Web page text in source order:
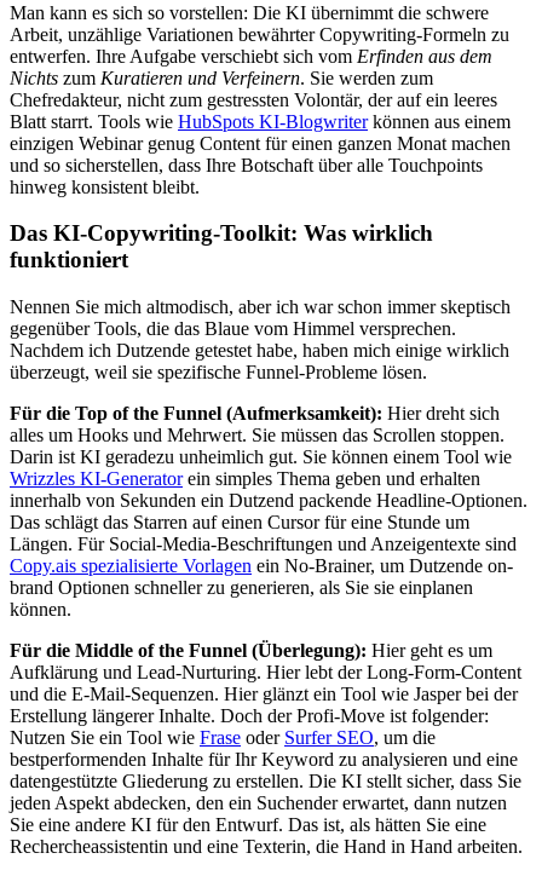
Man kann es sich so vorstellen: Die KI übernimmt die schwere
Arbeit, unzählige Variationen bewährter Copywriting-Formeln zu
entwerfen. Ihre Aufgabe verschiebt sich vom Erfinden aus dem
Nichts zum Kuratieren und Verfeinern. Sie werden zum
Chefredakteur, nicht zum gestressten Volontär, der auf ein leeres
Blatt starrt. Tools wie HubSpots KI-Blogwriterkönnen aus einem
einzigen Webinar genug Content für einen ganzen Monat machen
und so sicherstellen, dass Ihre Botschaft über alle Touchpoints
hinweg konsistent bleibt.
Das KI-Copywriting-Toolkit: Was wirklich
funktioniert
Nennen Sie mich altmodisch, aber ich war schon immer skeptisch
gegenüber Tools, die das Blaue vom Himmel versprechen.
Nachdem ich Dutzende getestet habe, haben mich einige wirklich
überzeugt, weil sie spezifische Funnel-Probleme lösen.
Für die Top of the Funnel (Aufmerksamkeit): Hier dreht sich
alles um Hooks und Mehrwert. Sie müssen das Scrollen stoppen.
Darin ist KI geradezu unheimlich gut. Sie können einem Tool wie
Wrizzles KI-Generatorein simples Thema geben und erhalten
innerhalb von Sekunden ein Dutzend packende Headline-Optionen.
Das schlägt das Starren auf einen Cursor für eine Stunde um
Längen. Für Social-Media-Beschriftungen und Anzeigentexte sind
Copy.ais spezialisierte Vorlagen ein No-Brainer, um Dutzende on-
brand Optionen schneller zu generieren, als Sie sie einplanen
können.
Für die Middle of the Funnel (Überlegung): Hier geht es um
Aufklärung und Lead-Nurturing. Hier lebt der Long-Form-Content
und die E-Mail-Sequenzen. Hier glänzt ein Tool wie Jasper bei der
Erstellung längerer Inhalte. Doch der Profi-Move ist folgender:
Nutzen Sie ein Tool wie Frase oder Surfer SEO, um die
bestperformenden Inhalte für Ihr Keyword zu analysieren und eine
datengestützte Gliederung zu erstellen. Die KI stellt sicher, dass Sie
jeden Aspekt abdecken, den ein Suchender erwartet, dann nutzen
Sie eine andere KI für den Entwurf. Das ist, als hätten Sie eine
Rechercheassistentin und eine Texterin, die Hand in Hand arbeiten.